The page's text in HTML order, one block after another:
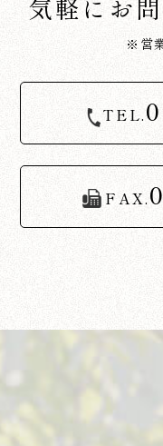
気軽にお
※営
TEL.
FAX.